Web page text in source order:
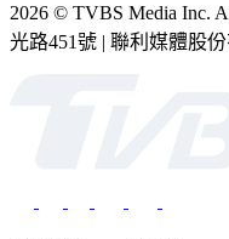
2026 © TVBS Media Inc.
光路451號 | 聯利媒體股